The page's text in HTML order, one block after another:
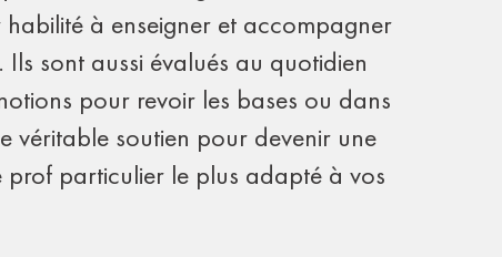
à enseigner et accompagner
sont aussi évalués au quotidien
pour revoir les bases ou dans
véritable soutien pour devenir une
prof particulier le plus adapté à vos